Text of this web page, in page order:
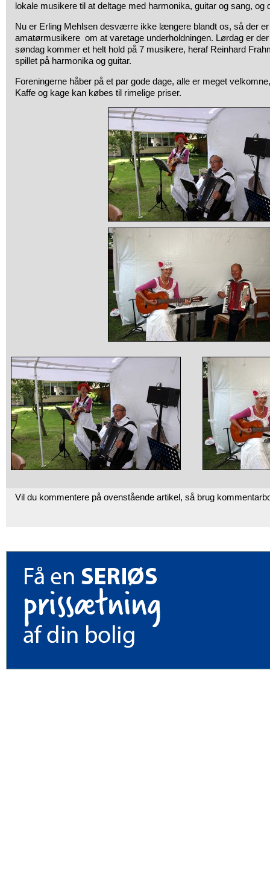
lokale musikere til at deltage med harmonika, guitar og sang, og
Nu er Erling Mehlsen desværre ikke længere blandt os, så der
amatørmusikere om at varetage underholdningen. Lørdag er
søndag kommer et helt hold på 7 musikere, heraf Reinhard
spillet på harmonika og guitar.
Foreningerne håber på et par gode dage, alle er meget
Kaffe og kage kan købes til rimelige priser.
Vil du kommentere på ovenstående artikel, så brug